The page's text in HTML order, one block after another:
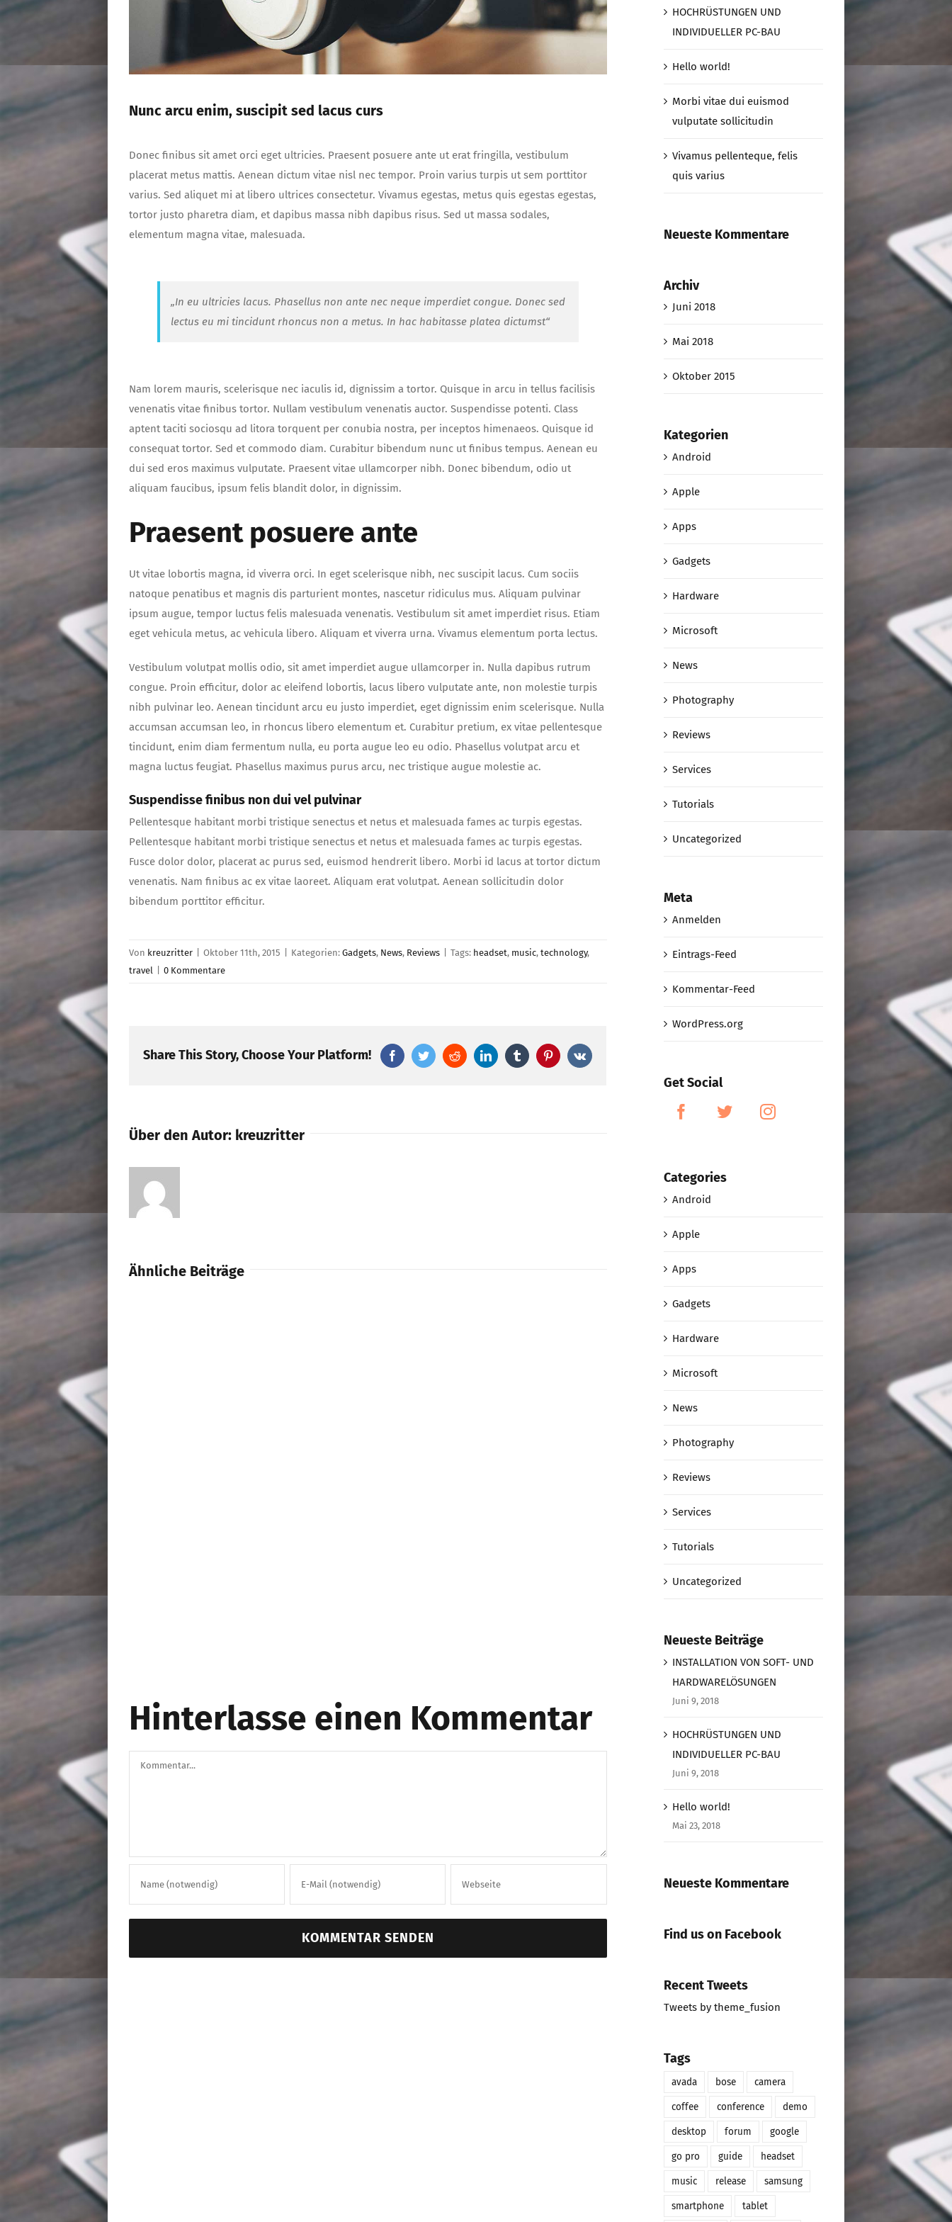
Nunc arcu enim, suscipit sed lacus curs
Donec finibus sit amet orci eget ultricies. Praesent posuere ante ut erat fringilla, vestibulum
placerat metus mattis. Aenean dictum vitae nisl nec tempor. Proin varius turpis ut sem porttitor
varius. Sed aliquet mi at libero ultrices consectetur. Vivamus egestas, metus quis egestas egestas,
tortor justo pharetra diam, et dapibus massa nibh dapibus risus. Sed ut massa sodales,
elementum magna vitae, malesuada.
„In eu ultricies lacus. Phasellus non ante nec neque imperdiet congue. Donec sed
lectus eu mi tincidunt rhoncus non a metus. In hac habitasse platea dictumst“
Nam lorem mauris, scelerisque nec iaculis id, dignissim a tortor. Quisque in arcu in tellus facilisis
venenatis vitae finibus tortor. Nullam vestibulum venenatis auctor. Suspendisse potenti. Class
aptent taciti sociosqu ad litora torquent per conubia nostra, per inceptos himenaeos. Quisque id
consequat tortor. Sed et commodo diam. Curabitur bibendum nunc ut finibus tempus. Aenean eu
dui sed eros maximus vulputate. Praesent vitae ullamcorper nibh. Donec bibendum, odio ut
aliquam faucibus, ipsum felis blandit dolor, in dignissim.
Praesent posuere ante
Ut vitae lobortis magna, id viverra orci. In eget scelerisque nibh, nec suscipit lacus. Cum sociis
natoque penatibus et magnis dis parturient montes, nascetur ridiculus mus. Aliquam pulvinar
ipsum augue, tempor luctus felis malesuada venenatis. Vestibulum sit amet imperdiet risus. Etiam
eget vehicula metus, ac vehicula libero. Aliquam et viverra urna. Vivamus elementum porta lectus.
Vestibulum volutpat mollis odio, sit amet imperdiet augue ullamcorper in. Nulla dapibus rutrum
congue. Proin efficitur, dolor ac eleifend lobortis, lacus libero vulputate ante, non molestie turpis
nibh pulvinar leo. Aenean tincidunt arcu eu justo imperdiet, eget dignissim enim scelerisque. Nulla
accumsan accumsan leo, in rhoncus libero elementum et. Curabitur pretium, ex vitae pellentesque
tincidunt, enim diam fermentum nulla, eu porta augue leo eu odio. Phasellus volutpat arcu et
magna luctus feugiat. Phasellus maximus purus arcu, nec tristique augue molestie ac.
Suspendisse finibus non dui vel pulvinar
Pellentesque habitant morbi tristique senectus et netus et malesuada fames ac turpis egestas.
Pellentesque habitant morbi tristique senectus et netus et malesuada fames ac turpis egestas.
Fusce dolor dolor, placerat ac purus sed, euismod hendrerit libero. Morbi id lacus at tortor dictum
venenatis. Nam finibus ac ex vitae laoreet. Aliquam erat volutpat. Aenean sollicitudin dolor
bibendum porttitor efficitur.
Von kreuzritter Oktober 11th, 2015 Kategorien: Gadgets, News, Reviews Tags: headset, music, technology,
travel
0 Kommentare
Share This Story, Choose Your Platform! FacebookTwitterRedditLinkedInTumblr Pinterest
Vk
Über den Autor: kreuzritter
Ähnliche Beiträge
Hinterlasse einen Kommentar
Kommentar
HOCHRÜSTUNGEN UND
INDIVIDUELLER PC-BAU
Hello world!
Morbi vitae dui euismod
vulputate sollicitudin
Vivamus pellenteque, felis
quis varius
Neueste Kommentare
Archiv
Juni 2018
Mai 2018
Oktober 2015
Kategorien
Android
Apple
Apps
Gadgets
Hardware
Microsoft
News
Photography
Reviews
Services
Tutorials
Uncategorized
Meta
Anmelden
Eintrags-Feed
Kommentar-Feed
WordPress.org
Get Social
Categories
Android
Apple
Apps
Gadgets
Hardware
Microsoft
News
Photography
Reviews
Services
Tutorials
Uncategorized
Neueste Beiträge
INSTALLATION VON SOFT- UND
HARDWARELÖSUNGEN
Juni 9, 2018
HOCHRÜSTUNGEN UND
INDIVIDUELLER PC-BAU
Juni 9, 2018
Hello world!
Mai 23, 2018
Neueste Kommentare
Find us on Facebook
Recent Tweets
Tweets by theme_fusion
Tags
avada bose camera
coffee conference demo
desktop forum google
go pro guide headset
music release samsung
smartphone tablet